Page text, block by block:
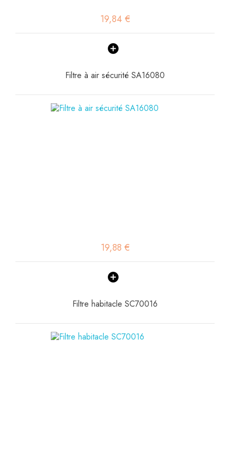
19,84 €
Filtre à air sécurité SA16080
19,88 €
Filtre habitacle SC70016